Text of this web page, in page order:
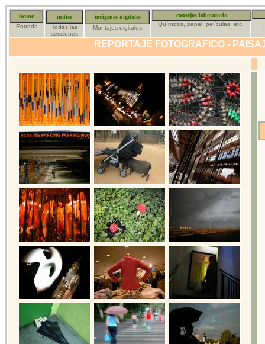
home
Entrada
indice
Todas las
secciones
imágenes digitales
Montajes digitales
consejos laboratorio
Químicos, papel, películas, etc.
REPORTAJE FOTOGRAFICO -